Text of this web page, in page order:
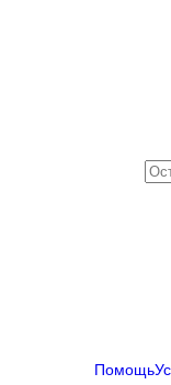
Помощь